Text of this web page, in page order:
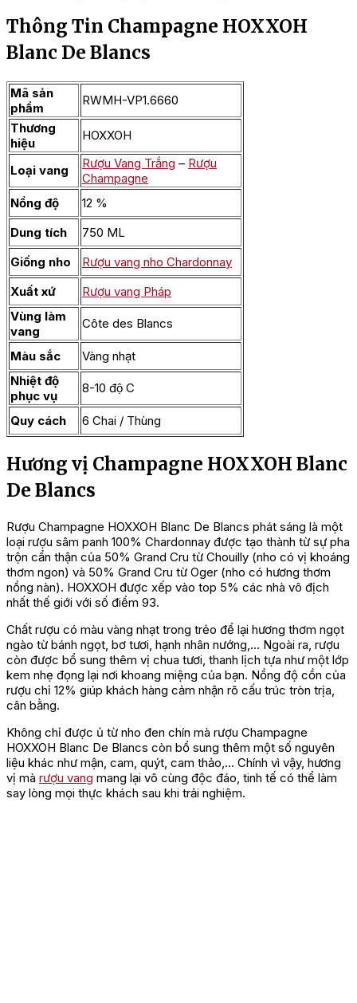
Thông Tin Champagne HOXXOH
Blanc De Blancs
Mã sản
phẩm
RWMH-VP1.6660
Thương
hiệu
HOXXOH
Loại vang Rượu Vang Trắng – Rượu
Champagne
Nồng độ
12 %
Dung tích
750 ML
Giống nho
Rượu vang nho Chardonnay
Xuất xứ
Rượu vang Pháp
Vùng làm
vang
Côte des Blancs
Màu sắc
Vàng nhạt
Nhiệt độ
phục vụ
8-10 độ C
Quy cách 6 Chai / Thùng
Hương vị Champagne HOXXOH Blanc
De Blancs
Rượu Champagne HOXXOH Blanc De Blancs phát sáng là một
loại rượu sâm panh 100% Chardonnay được tạo thành từ sự pha
trộn cẩn thận của 50% Grand Cru từ Chouilly (nho có vị khoáng
thơm ngon) và 50% Grand Cru từ Oger (nho có hương thơm
nồng nàn). HOXXOH được xếp vào top 5% các nhà vô địch
nhất thế giới với số điểm 93.
Chất rượu có màu vàng nhạt trong trẻo để lại hương thơm ngọt
ngào từ bánh ngọt, bơ tươi, hạnh nhân nướng,… Ngoài ra, rượu
còn được bổ sung thêm vị chua tươi, thanh lịch tựa như một lớp
kem nhẹ đọng lại nơi khoang miệng của bạn. Nồng độ cồn của
rượu chỉ 12% giúp khách hàng cảm nhận rõ cấu trúc tròn trịa,
cân bằng.
Không chỉ được ủ từ nho đen chín mà rượu Champagne
HOXXOH Blanc De Blancs còn bổ sung thêm một số nguyên
liệu khác như mận, cam, quýt, cam thảo,… Chính vì vậy, hương
vị mà rượu vang mang lại vô cùng độc đáo, tinh tế có thể làm
say lòng mọi thực khách sau khi trải nghiệm.